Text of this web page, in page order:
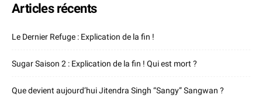
Articles récents
Le Dernier Refuge : Explication de la fin !
Sugar Saison 2 : Explication de la fin ! Qui est mort ?
Que devient aujourd’hui Jitendra Singh “Sangy” Sangwan ?